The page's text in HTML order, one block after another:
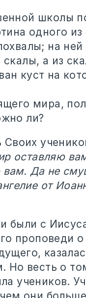
школы
одного
на
а из
куст на
мира,
ли?
оставляю
Да не
от
были с
проповеди
Но весть о
учеников.